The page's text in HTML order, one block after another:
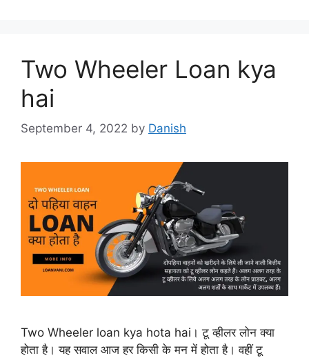
Two Wheeler Loan kya
hai
September 4, 2022 by Danish
Two Wheeler loan kya hota hai। टू व्हीलर लोन क्या
होता है। यह सवाल आज हर किसी के मन में होता है। वहीं टू